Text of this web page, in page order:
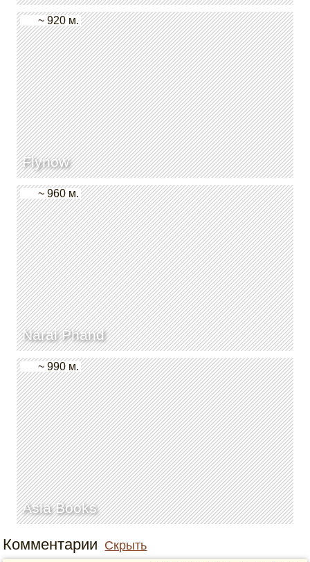
Flynow
~ 920 м.
Narai Phand
~ 960 м.
Asia Books
~ 990 м.
Комментарии Скрыть